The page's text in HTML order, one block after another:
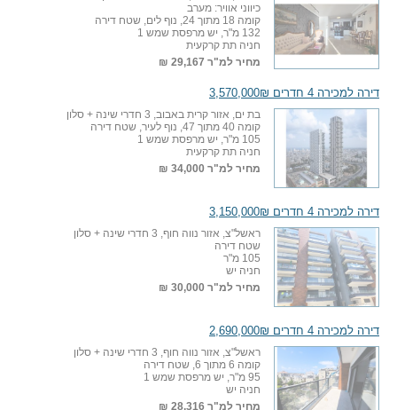
כיווני אוויר: מערב
קומה 18 מתוך 24, נוף לים, שטח דירה
132 מ"ר, יש מרפסת שמש 1
חניה תת קרקעית
מחיר למ"ר 29,167 ₪
דירה למכירה 4 חדרים 3,570,000₪
בת ים, אזור קרית באבוב, 3 חדרי שינה + סלון
קומה 40 מתוך 47, נוף לעיר, שטח דירה
105 מ"ר, יש מרפסת שמש 1
חניה תת קרקעית
מחיר למ"ר 34,000 ₪
דירה למכירה 4 חדרים 3,150,000₪
ראשל"צ, אזור נווה חוף, 3 חדרי שינה + סלון
שטח דירה
105 מ"ר
חניה יש
מחיר למ"ר 30,000 ₪
דירה למכירה 4 חדרים 2,690,000₪
ראשל"צ, אזור נווה חוף, 3 חדרי שינה + סלון
קומה 6 מתוך 6, שטח דירה
95 מ"ר, יש מרפסת שמש 1
חניה יש
מחיר למ"ר 28,316 ₪